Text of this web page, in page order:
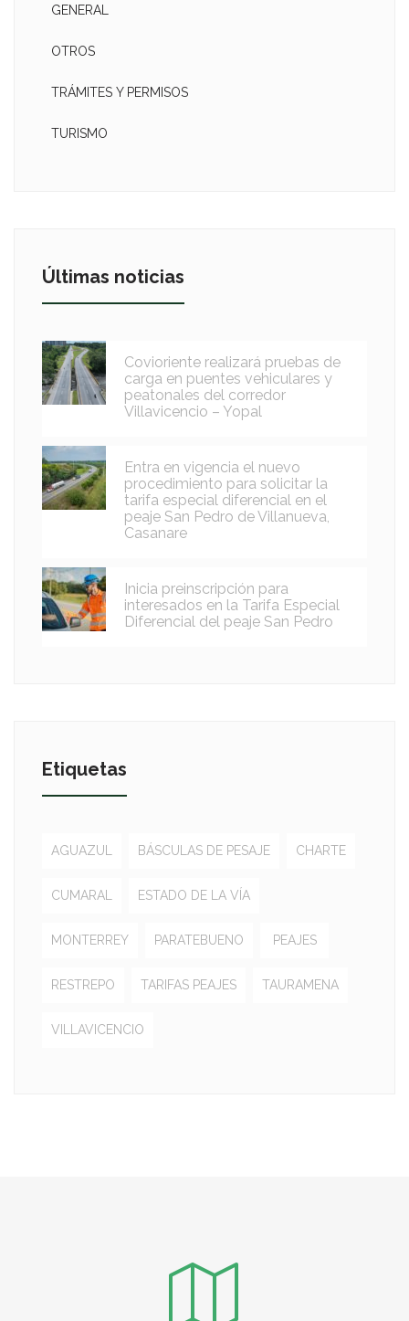
GENERAL
OTROS
TRÁMITES Y PERMISOS
TURISMO
Últimas noticias
Covioriente realizará pruebas de
carga en puentes vehiculares y
peatonales del corredor
Villavicencio – Yopal
Entra en vigencia el nuevo
procedimiento para solicitar la
tarifa especial diferencial en el
peaje San Pedro de Villanueva,
Casanare
Inicia preinscripción para
interesados en la Tarifa Especial
Diferencial del peaje San Pedro
Etiquetas
AGUAZUL BÁSCULAS DE PESAJE CHARTE
CUMARAL ESTADO DE LA VÍA
MONTERREY PARATEBUENO PEAJES
RESTREPO TARIFAS PEAJES TAURAMENA
VILLAVICENCIO